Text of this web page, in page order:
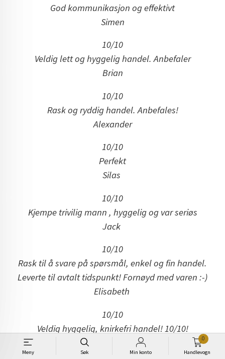
Meny Søk Min konto Handlevogn
0
God kommunikasjon og effektivt
Simen
10/10
Veldig lett og hyggelig handel. Anbefaler
Brian
10/10
Rask og ryddig handel. Anbefales!
Alexander
10/10
Perfekt
Silas
10/10
Kjempe trivilig mann , hyggelig og var seriøs
Jack
10/10
Rask til å svare på spørsmål, enkel og fin handel.
Leverte til avtalt tidspunkt! Fornøyd med varen :-)
Elisabeth
10/10
Veldig hyggelig, knirkefri handel! 10/10!